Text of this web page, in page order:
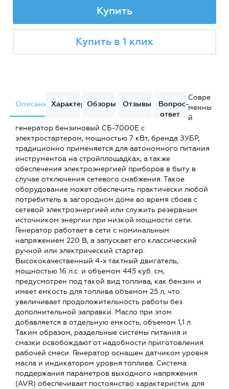
Купить
Купить в 1 клик
ОписаниеХарактеристики
Обзоры Отзывы
Вопрос-
ответ
Совре
менны
й
генератор бензиновый СБ-7000Е с
электростартером, мощностью 7 кВт, бренда ЗУБР,
традиционно применяется для автономного питания
инструментов на стройплощадках, а также
обеспечения электроэнергией приборов в быту в
случае отключения сетевого снабжения. Такое
оборудование может обеспечить практически любой
потребитель в загородном доме во время сбоев с
сетевой электроэнергией или служить резервным
источником энергии при низкой мощности сети.
Генератор работает в сети с номинальным
напряжением 220 В, а запускает его классический
ручной или электрический стартер.
Высококачественный 4-х тактный двигатель,
мощностью 16 л.с. и объемом 445 куб. см,
предусмотрен под такой вид топлива, как бензин и
имеет емкость для топлива объемом 25 л, что
увеличивает продоложительность работы без
дополнительной заправки. Масло при этом
добавляется в отдельную емкость, объемом 1,1 л.
Таким образом, раздельные системы питания и
смазки освобождают от надобности приготовления
рабочей смеси. Генератор оснащен датчиком уровня
масла и индикатором уровня топлива. Система
поддержания параметров выходного напряжения
(AVR) обеспечивает постоянство характеристик для